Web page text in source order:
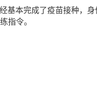
基本完成了疫苗接种，
指令。